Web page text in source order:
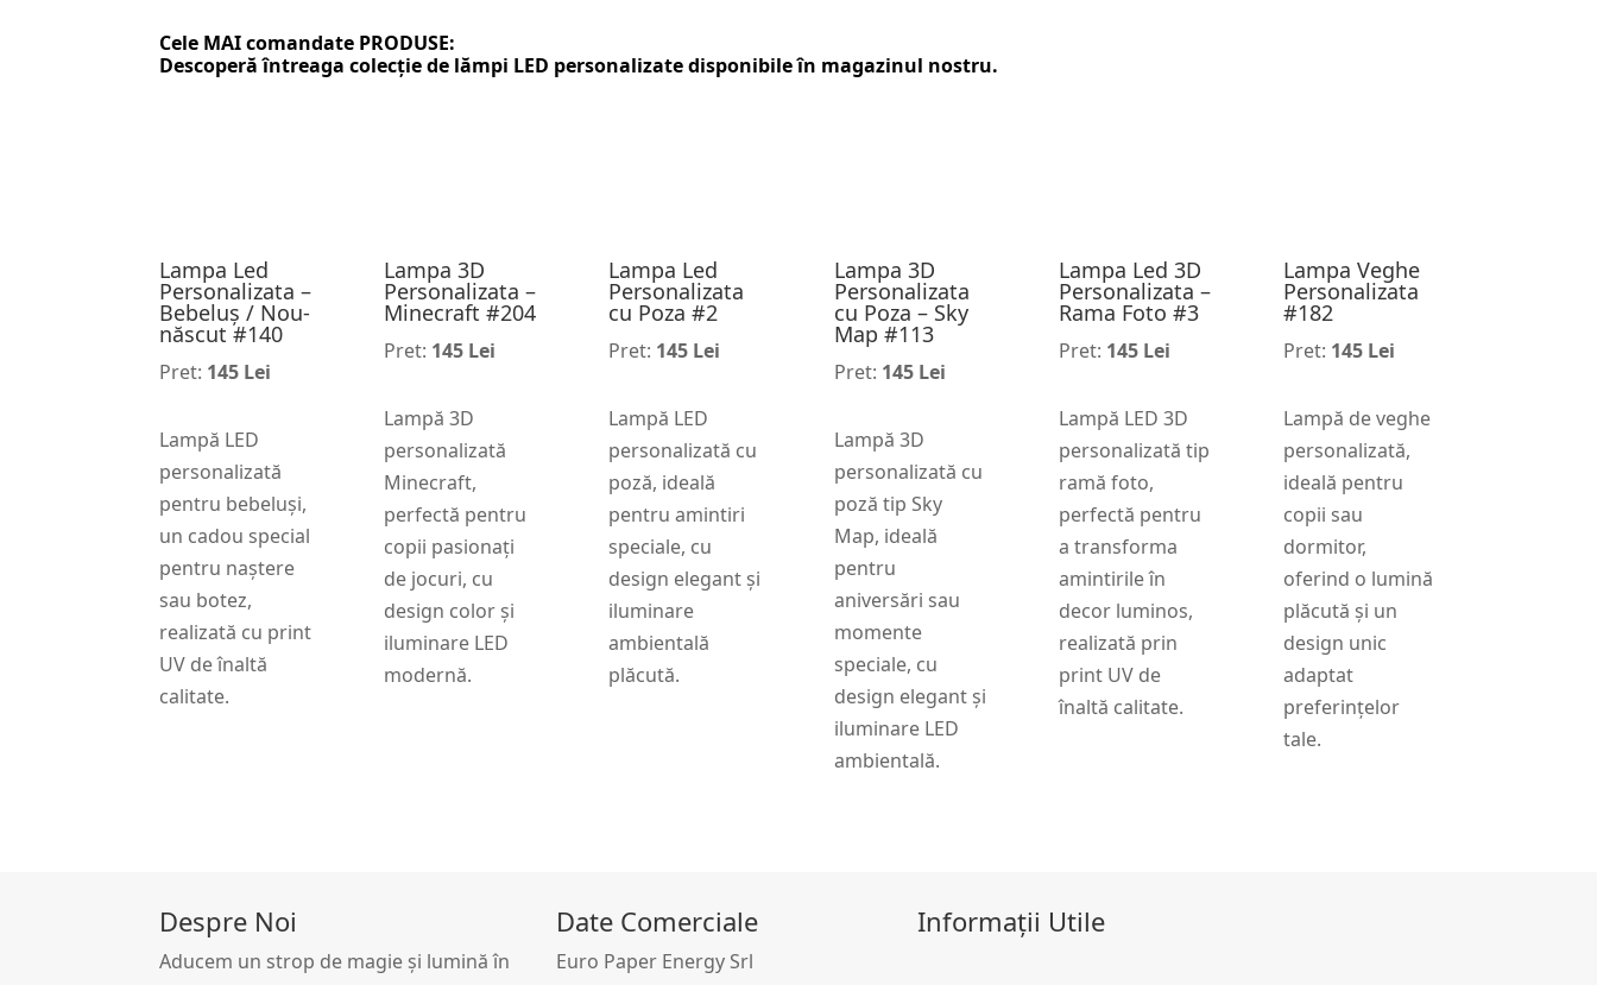
Cele MAI comandate PRODUSE:
Descoperă întreaga colecție de lămpi LED personalizatedisponibile în magazinul nostru.
Lampa Led
Personalizata –
Bebeluș / Nou-
născut #140
Pret: 145 Lei
Lampă LED
personalizată
pentru bebeluși,
un cadou special
pentru naștere
sau botez,
realizată cu print
UV de înaltă
calitate.
Lampa 3D
Personalizata –
Minecraft #204
Pret: 145 Lei
Lampă 3D
personalizată
Minecraft,
perfectă pentru
copii pasionați
de jocuri, cu
design color și
iluminare LED
modernă.
Lampa Led
Personalizata
cu Poza #2
Pret: 145 Lei
Lampă LED
personalizată cu
poză, ideală
pentru amintiri
speciale, cu
design elegant și
iluminare
ambientală
plăcută.
Lampa 3D
Personalizata
cu Poza – Sky
Map #113
Pret: 145 Lei
Lampă 3D
personalizată cu
poză tip Sky
Map, ideală
pentru
aniversări sau
momente
speciale, cu
design elegant și
iluminare LED
ambientală.
Lampa Led 3D
Personalizata –
Rama Foto #3
Pret: 145 Lei
Lampă LED 3D
personalizată tip
ramă foto,
perfectă pentru
a transforma
amintirile în
decor luminos,
realizată prin
print UV de
înaltă calitate.
Lampa Veghe
Personalizata
#182
Pret: 145 Lei
Lampă de veghe
personalizată,
ideală pentru
copii sau
dormitor,
oferind o lumină
plăcută și un
design unic
adaptat
preferințelor
tale.
Despre Noi
Aducem un strop de magie și lumină în
Date Comerciale
Euro Paper Energy Srl
Informații Utile